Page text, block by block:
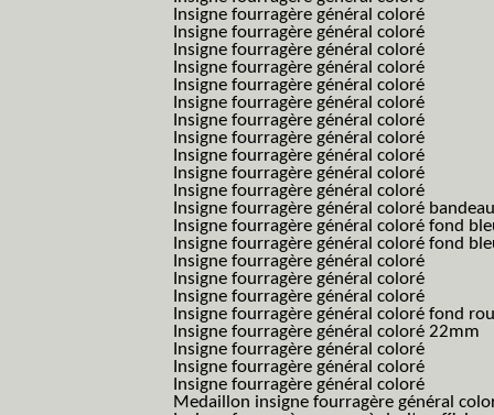
Insigne fourragère général coloré
Insigne fourragère général coloré
Insigne fourragère général coloré
Insigne fourragère général coloré
Insigne fourragère général coloré
Insigne fourragère général coloré
Insigne fourragère général coloré
Insigne fourragère général coloré
Insigne fourragère général coloré
Insigne fourragère général coloré
Insigne fourragère général coloré
Insigne fourragère général coloré
Insigne fourragère général coloré fond
Insigne fourragère général coloré fond
Insigne fourragère général coloré
Insigne fourragère général coloré
Insigne fourragère général coloré
Insigne fourragère général coloré fond
Insigne fourragère général coloré 22mm
Insigne fourragère général coloré
Insigne fourragère général coloré
Insigne fourragère général coloré
Medaillon insigne fourragère général